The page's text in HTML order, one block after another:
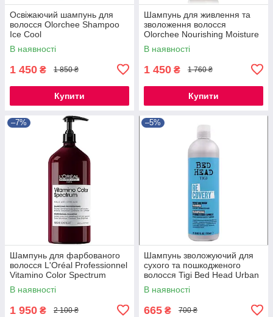
Освіжаючий шампунь для
волосся Olorchee Shampoo
Ice Cool
В наявності
1 450 ₴ 1 850 ₴
Купити
Шампунь для живлення та
зволоження волосся
Olorchee Nourishing Moisture
Extra Moist
В наявності
1 450 ₴ 1 760 ₴
Купити
–7%
Шампунь для фарбованого
волосся L'Oréal Professionnel
Vitamino Color Spectrum
Shampoo 1500 ml
В наявності
1 950 ₴ 2 100 ₴
–5%
Шампунь зволожуючий для
сухого та пошкодженого
волосся Tigi Bed Head Urban
Anti+Dotes Recovery
Shampoo 750 мл
В наявності
665 ₴ 700 ₴